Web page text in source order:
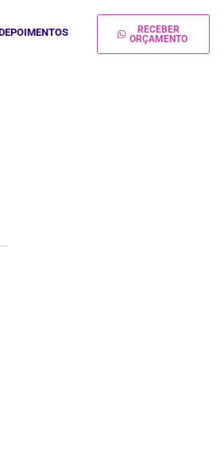
RECEBER
ORÇAMENTO